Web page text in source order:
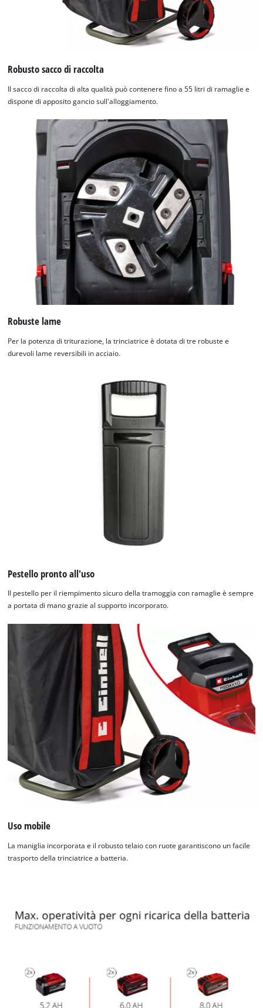
Abbiamo bisogno del vostro consenso
per caricare il servizio Google Maps !
This content is not permitted to load due
to trackers that are not disclosed to the
visitor. The website owner needs to setup
the site with their CMP to add this content
to the list of technologies used.
Powered byUsercentrics Consent
Management Platform
Robusto sacco di raccolta
Il sacco di raccolta di alta qualità può contenere fino a 55 litri di ramaglie e
dispone di apposito gancio sull'alloggiamento.
Robuste lame
Per la potenza di triturazione, la trinciatrice è dotata di tre robuste e
durevoli lame reversibili in acciaio.
Pestello pronto all'uso
Il pestello per il riempimento sicuro della tramoggia con ramaglie è sempre
a portata di mano grazie al supporto incorporato.
Uso mobile
La maniglia incorporata e il robusto telaio con ruote garantiscono un facile
trasporto della trinciatrice a batteria.